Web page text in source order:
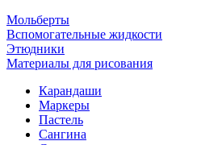
Мольберты
Вспомогательные жидкости
Этюдники
Материалы для рисования
Карандаши
Маркеры
Пастель
Сангина